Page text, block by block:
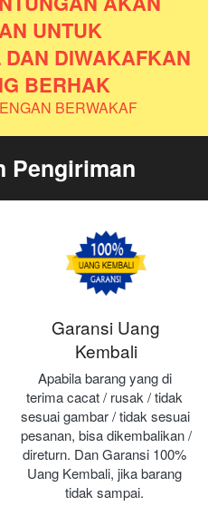
UNTUK
DIWAKAFKAN
BERHAK
BERWAKAF
Pengiriman
Garansi Uang
Kembali
Apabila barang yang di
terima cacat / rusak / tidak
sesuai gambar / tidak sesuai
pesanan, bisa dikembalikan /
direturn. Dan Garansi 100%
Uang Kembali, jika barang
tidak sampai.